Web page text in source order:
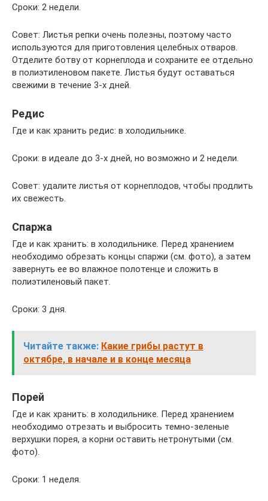
Сроки: 2 недели.
Совет: Листья репки очень полезны, поэтому часто
используются для приготовления целебных отваров.
Отделите ботву от корнеплода и сохраните ее отдельно
в полиэтиленовом пакете. Листья будут оставаться
свежими в течение 3-х дней.
Редис
Где и как хранить редис: в холодильнике.
Сроки: в идеале до 3-х дней, но возможно и 2 недели.
Совет: удалите листья от корнеплодов, чтобы продлить
их свежесть.
Спаржа
Где и как хранить: в холодильнике. Перед хранением
необходимо обрезать концы спаржи (см. фото), а затем
завернуть ее во влажное полотенце и сложить в
полиэтиленовый пакет.
Сроки: 3 дня.
Читайте также: Какие грибы растут в
октябре, в начале и в конце месяца
Порей
Где и как хранить: в холодильнике. Перед хранением
необходимо отрезать и выбросить темно-зеленые
верхушки порея, а корни оставить нетронутыми (см.
фото).
Сроки: 1 неделя.